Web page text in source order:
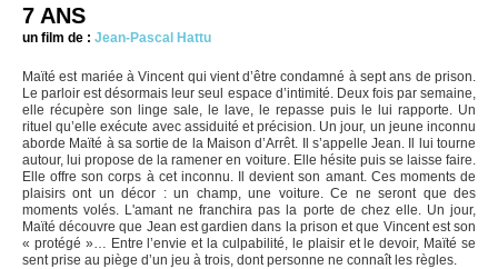
7 ANS
un film de : Jean-Pascal Hattu
Maïté est mariée à Vincent qui vient d’être condamné à sept ans de prison.
Le parloir est désormais leur seul espace d’intimité. Deux fois par semaine,
elle récupère son linge sale, le lave, le repasse puis le lui rapporte. Un
rituel qu’elle exécute avec assiduité et précision. Un jour, un jeune inconnu
aborde Maïté à sa sortie de la Maison d’Arrêt. Il s’appelle Jean. Il lui tourne
autour, lui propose de la ramener en voiture. Elle hésite puis se laisse faire.
Elle offre son corps à cet inconnu. Il devient son amant. Ces moments de
plaisirs ont un décor : un champ, une voiture. Ce ne seront que des
moments volés. L'amant ne franchira pas la porte de chez elle. Un jour,
Maïté découvre que Jean est gardien dans la prison et que Vincent est son
« protégé »… Entre l’envie et la culpabilité, le plaisir et le devoir, Maïté se
sent prise au piège d’un jeu à trois, dont personne ne connaît les règles.